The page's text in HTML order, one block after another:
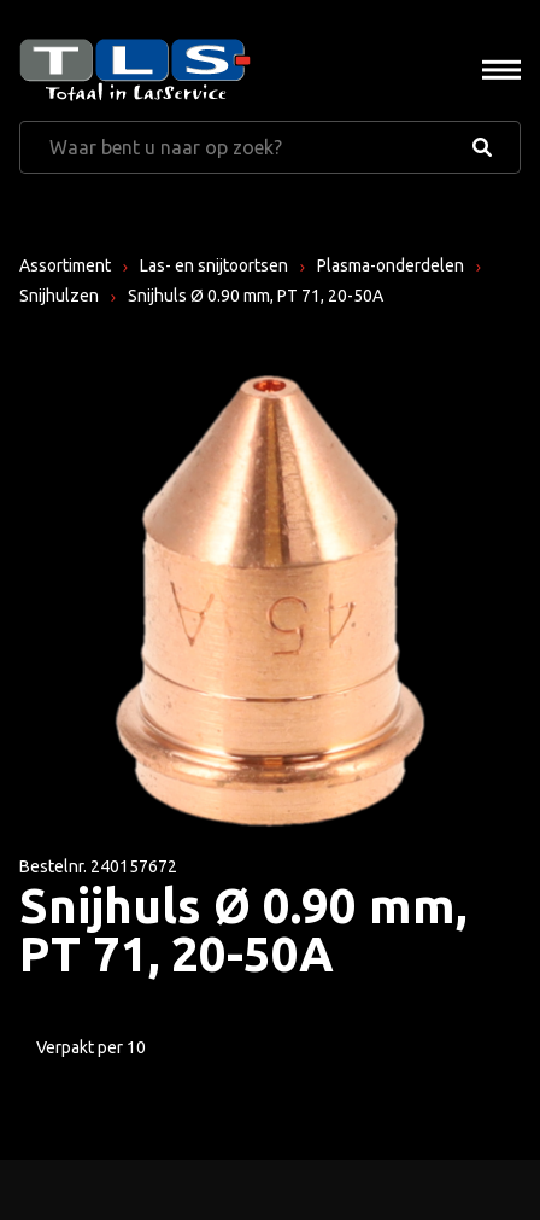
Assortiment Las- en snijtoortsen
Plasma-onderdelen
Snijhulzen
Snijhuls Ø 0.90 mm, PT 71, 20-50A
Bestelnr. 240157672
Snijhuls Ø 0.90 mm,
PT 71, 20-50A
Verpakt per 10